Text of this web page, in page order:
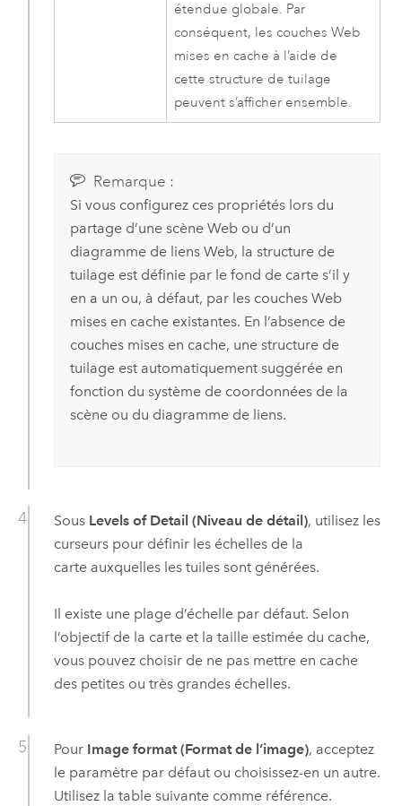
étendue globale. Par
conséquent, les couches Web
mises en cache à l’aide de
cette structure de tuilage
peuvent s’afficher ensemble.
Remarque :
Si vous configurez ces propriétés lors du
partage d’une scène Web ou d’un
diagramme de liens Web, la structure de
tuilage est définie par le fond de carte s’il y
en a un ou, à défaut, par les couches Web
mises en cache existantes. En l’absence de
couches mises en cache, une structure de
tuilage est automatiquement suggérée en
fonction du système de coordonnées de la
scène ou du diagramme de liens.
Sous Levels of Detail (Niveau de détail), utilisez les
curseurs pour définir les échelles de la
carte auxquelles les tuiles sont générées.
Il existe une plage d’échelle par défaut. Selon
l’objectif de la carte et la taille estimée du cache,
vous pouvez choisir de ne pas mettre en cache
des petites ou très grandes échelles.
Pour Image format (Format de l’image), acceptez
le paramètre par défaut ou choisissez-en un autre.
Utilisez la table suivante comme référence.